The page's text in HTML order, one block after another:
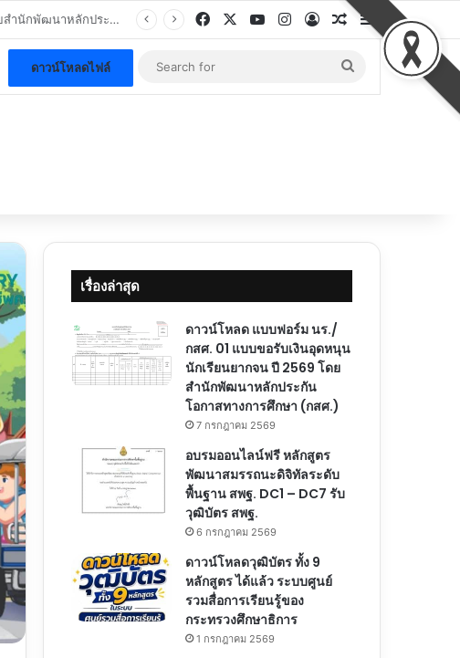
บัตร สพฐ. FacebookYouTubeInstagram
Log InRandom Article
Sidebar
ดาวน์โหลดไฟล์
Search
for
เรื่องล่าสุด
ดาวน์โหลด แบบฟอร์ม นร./
กสศ. 01 แบบขอรับเงินอุดหนุน
นักเรียนยากจน ปี 2569 โดย
สำนักพัฒนาหลักประกัน
โอกาสทางการศึกษา (กสศ.)
7 กรกฎาคม 2569
อบรมออนไลน์ฟรี หลักสูตร
พัฒนาสมรรถนะดิจิทัลระดับ
พื้นฐาน สพฐ. DC1 – DC7 รับ
วุฒิบัตร สพฐ.
6 กรกฎาคม 2569
ดาวน์โหลดวุฒิบัตร ทั้ง 9
หลักสูตร ได้แล้ว ระบบศูนย์
รวมสื่อการเรียนรู้ของ
กระทรวงศึกษาธิการ
1 กรกฎาคม 2569